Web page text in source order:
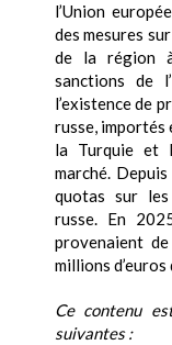
l’Union
des mesures
de la région
sanctions de
l’existence de
russe, importés
la Turquie et
marché.
quotas sur les
russe. En
provenaient
millions d’euros
Ce contenu
suivantes :